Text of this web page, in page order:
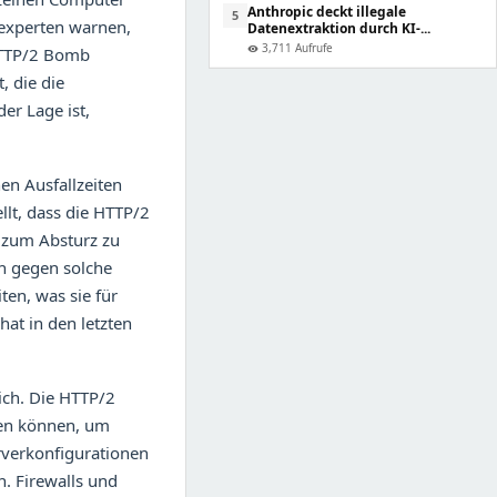
warnen,
2 Bomb
die die
Lage ist,
Ausfallzeiten
dass die HTTP/2
Absturz zu
gegen solche
was sie für
in den letzten
Die HTTP/2
können, um
Firewalls und
5 Anthropic deckt illegale
Datenextraktion durch KI-...
visibility 3,711 Aufrufe